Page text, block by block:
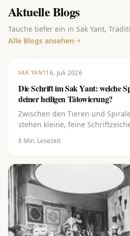
Aktuelle Blogs
Tauche tiefer ein in Sak Yant,
Alle Blogs ansehen
SAK YANT16. Juli 2026
Die Schrift im Sak Yant: welche
deiner heiligen Tätowierung?
Zwischen den Tieren und
stehen kleine, feine
Erfahre, welche Schrift es ist
bedeuten und warum du sie
Internet kopieren lassen solltest.
8 Min. Lesezeit